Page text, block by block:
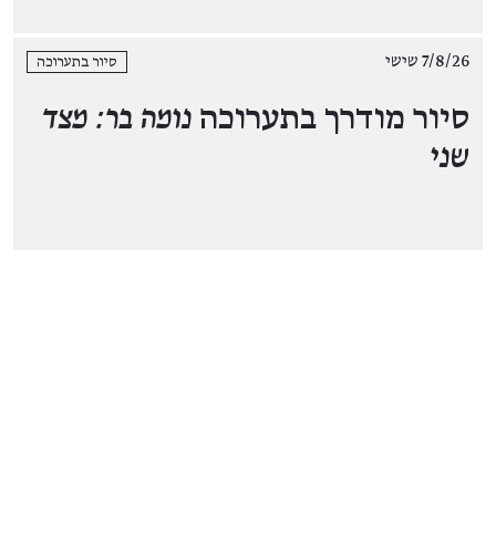
7/8/26 שישי סיור בתערוכה
סיור מודרך בתערוכה נומה בר: מצד
שני